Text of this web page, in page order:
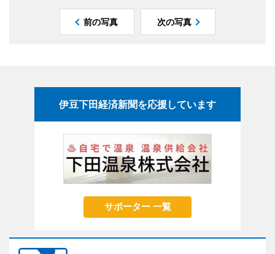
前の写真 次の写真
伊豆下田経済新聞を応援しています
サポーター 一覧